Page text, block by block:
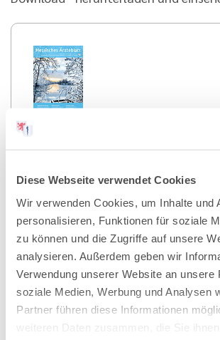
Diese Webseite verwendet Cookies
Wir verwenden Cookies, um Inhalte und
personalisieren, Funktionen für soziale
zu können und die Zugriffe auf unsere
analysieren. Außerdem geben wir
Verwendung unserer Website an unsere
soziale Medien, Werbung und Analysen
Partner führen diese Informationen
weiteren Daten zusammen, die Sie
Teilen